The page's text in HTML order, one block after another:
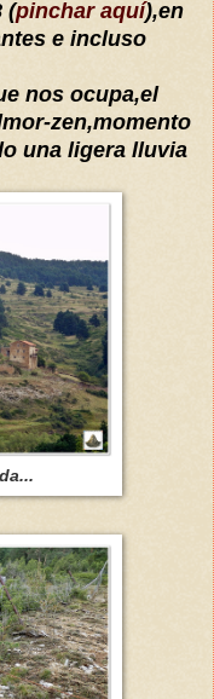
(pinchar aquí),en
e incluso
nos ocupa,el
zen,momento
una ligera lluvia